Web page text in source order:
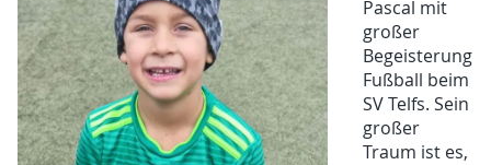
Pascal mit
großer
Begeisterung
Fußball beim
SV Telfs. Sein
großer
Traum ist es,